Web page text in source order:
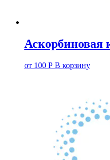
Аскорбиновая
от 100 Р В корзину